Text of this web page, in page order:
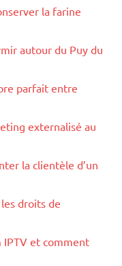
la farine
autour du Puy du
parfait entre
externalisé au
la clientèle d’un
droits de
IPTV et comment